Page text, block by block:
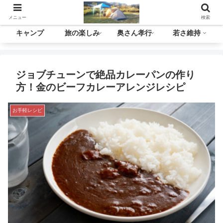
キャンプ 旅の楽しみ 奥さん孝行 若さ維持
ジョブチューンで絶品カレーパンの作り
方！金のビーフカレーアレンジレシピ
お手軽レシピ
メニュー 検索